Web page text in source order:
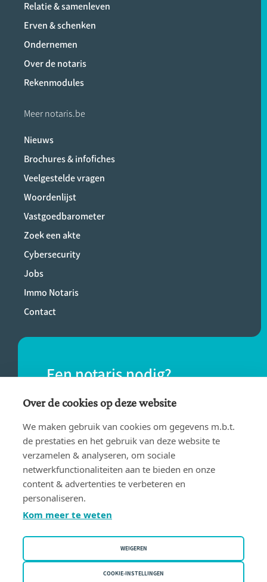
Relatie & samenleven
Erven & schenken
Ondernemen
Over de notaris
Rekenmodules
Meer notaris.be
Nieuws
Brochures & infofiches
Veelgestelde vragen
Woordenlijst
Vastgoedbarometer
Zoek een akte
Cybersecurity
Jobs
Immo Notaris
Contact
Een notaris nodig?
Vind eenvoudig een notaris bij jou in de
buurt.
VIND EEN NOTARIS
Gebruiksvoorwaarden
Privacy policy
Over de cookies op deze website
We maken gebruik van cookies om gegevens m.b.t.
de prestaties en het gebruik van deze website te
verzamelen & analyseren, om sociale
netwerkfunctionaliteiten aan te bieden en onze
content & advertenties te verbeteren en
personaliseren.
Kom meer te weten
WEIGEREN
COOKIE-INSTELLINGEN